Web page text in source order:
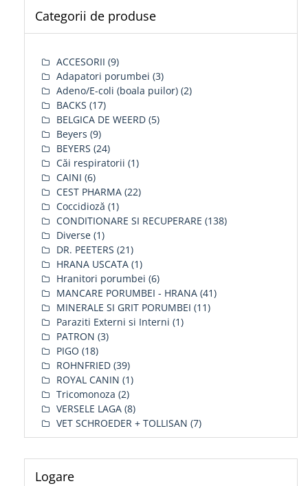
Categorii de produse
ACCESORII (9)
Adapatori porumbei (3)
Adeno/E-coli (boala puilor) (2)
BACKS (17)
BELGICA DE WEERD (5)
Beyers (9)
BEYERS (24)
Căi respiratorii (1)
CAINI (6)
CEST PHARMA (22)
Coccidioză (1)
CONDITIONARE SI RECUPERARE (138)
Diverse (1)
DR. PEETERS (21)
HRANA USCATA (1)
Hranitori porumbei (6)
MANCARE PORUMBEI - HRANA (41)
MINERALE SI GRIT PORUMBEI (11)
Paraziti Externi si Interni (1)
PATRON (3)
PIGO (18)
ROHNFRIED (39)
ROYAL CANIN (1)
Tricomonoza (2)
VERSELE LAGA (8)
VET SCHROEDER + TOLLISAN (7)
Logare